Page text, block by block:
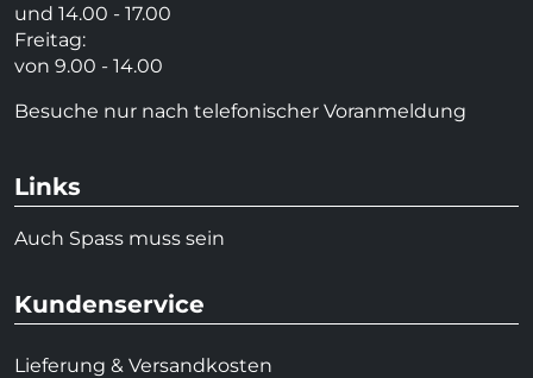
und 14.00 - 17.00
Freitag:
von 9.00 - 14.00
Besuche nur nach telefonischer Voranmeldung
Links
Auch Spass muss sein
Kundenservice
Lieferung & Versandkosten